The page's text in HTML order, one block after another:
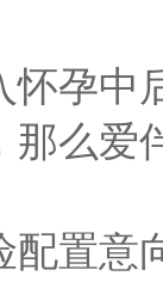
怀孕中
那么爱
配置意